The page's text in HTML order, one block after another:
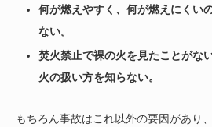
何が燃えやすく、何が燃えにくい
ない。
焚火禁止で裸の火を見たことがな
火の扱い方を知らない。
もちろん事故はこれ以外の要因があり